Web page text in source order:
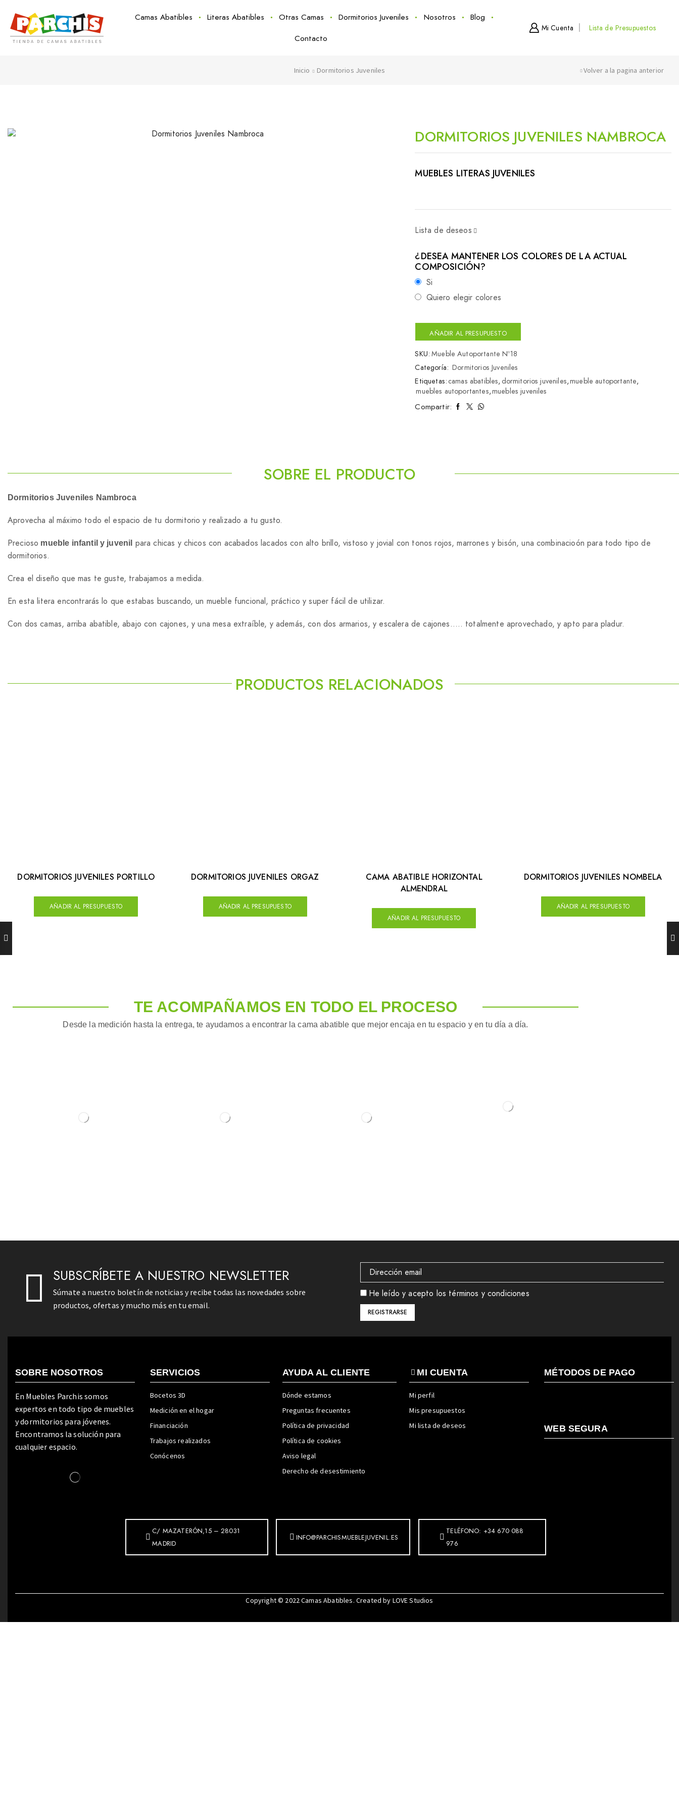
Camas Abatibles Literas Abatibles Otras Camas Dormitorios Juveniles Nosotros
Blog
Contacto
Mi Cuenta Lista de Presupuestos
Inicio Dormitorios Juveniles Volver a la pagina anterior
DORMITORIOS JUVENILES NAMBROCA
MUEBLES LITERAS JUVENILES
Lista de deseos
¿DESEA MANTENER LOS COLORES DE LA ACTUAL
COMPOSICIÓN?
Si
Quiero elegir colores
AÑADIR AL PRESUPUESTO
SKU: Mueble Autoportante Nº18
Categoría: Dormitorios Juveniles
Etiquetas:camas abatibles, dormitorios juveniles,mueble autoportante,
muebles autoportantes,muebles juveniles
Compartir:
SOBRE EL PRODUCTO
Dormitorios Juveniles Nambroca
Aprovecha al máximo todo el espacio de tu dormitorio y realizado a tu gusto.
Precioso mueble infantil y juvenil para chicas y chicos con acabados lacados con alto brillo, vistoso y jovial con tonos rojos, marrones y bisón, una combinacioón para todo tipo de
dormitorios.
Crea el diseño que mas te guste, trabajamos a medida.
En esta litera encontrarás lo que estabas buscando, un mueble funcional, práctico y super fácil de utilizar.
Con dos camas, arriba abatible, abajo con cajones, y una mesa extraíble, y además, con dos armarios, y escalera de cajones….. totalmente aprovechado, y apto para pladur.
PRODUCTOS RELACIONADOS
DORMITORIOS JUVENILES PORTILLO
AÑADIR AL PRESUPUESTO
DORMITORIOS JUVENILES ORGAZ
AÑADIR AL PRESUPUESTO
CAMA ABATIBLE HORIZONTAL
ALMENDRAL
AÑADIR AL PRESUPUESTO
DORMITORIOS JUVENILES NOMBELA
AÑADIR AL PRESUPUESTO
TE ACOMPAÑAMOS EN TODO EL PROCESO
Desde la medición hasta la entrega, te ayudamos a encontrar la cama abatible que mejor encaja en tu espacio y en tu día a día.
SUBSCRÍBETE A NUESTRO NEWSLETTER
Súmate a nuestro boletín de noticias y recibe todas las novedades sobre
productos, ofertas y mucho más en tu email.
He leído y acepto los términos y condiciones
SOBRE NOSOTROS
En Muebles Parchis somos
expertos en todo tipo de muebles
y dormitorios para jóvenes.
Encontramos la solución para
cualquier espacio.
SERVICIOS
Bocetos 3D
Medición en el hogar
Financiación
Trabajos realizados
Conócenos
AYUDA AL CLIENTE
Dónde estamos
Preguntas frecuentes
Política de privacidad
Política de cookies
Aviso legal
Derecho de desestimiento
MI CUENTA
Mi perfil
Mis presupuestos
Mi lista de deseos
MÉTODOS DE PAGO
WEB SEGURA
C/ MAZATERÓN,15 – 28031
MADRID
INFO@PARCHISMUEBLEJUVENIL.ES
TELÉFONO: +34 670 088
976
Copyright © 2022Camas Abatibles. Created by LOVE Studios